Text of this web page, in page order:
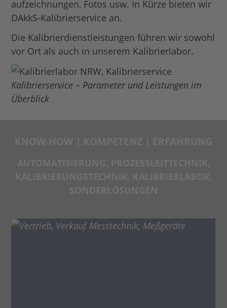
aufzeichnungen, Fotos usw. In Kürze bieten wir
DAkkS-Kalibrierservice an.
Die Kalibrierdienstleistungen führen wir sowohl
vor Ort als auch in unserem Kalibrierlabor.
Kalibrierservice – Parameter und Leistungen im
Überblick